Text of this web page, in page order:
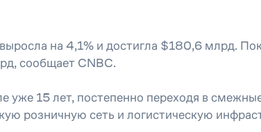
на 4,1% и достигла $180,6 млрд.
сообщает CNBC.
15 лет, постепенно переходя в
розничную сеть и логистическую